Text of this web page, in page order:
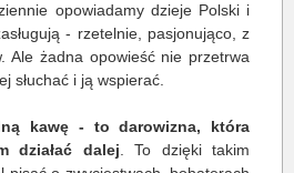
opowiadamy dzieje Polski i
- rzetelnie, pasjonująco, z
Ale żadna opowieść nie przetrwa
słuchać i ją wspierać.
kawę - to darowizna, która
działać dalej . To dzięki takim